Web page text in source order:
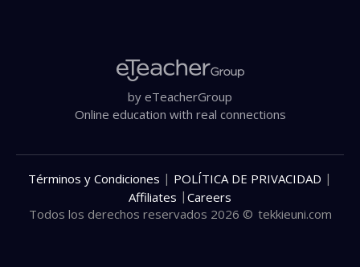
by eTeacherGroup
Online education with real connections
Todos los derechos reservados 2026 © tekkieuni.com
Términos y Condiciones | POLÍTICA DE PRIVACIDAD |
Affiliates | Careers